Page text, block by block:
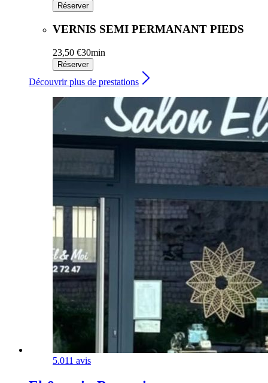
Réserver
VERNIS SEMI PERMANANT PIEDS
23,50 €30min
Réserver
Découvrir plus de prestations
5.011 avis